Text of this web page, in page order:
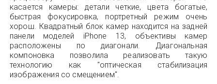
касается камеры: детали четкие, цвета богатые,
быстрая фокусировка, портретный режим очень
хорош. Квадратный блок камер находится на задней
панели моделей iPhone 13, объективы камер
расположены по диагонали. Диагональная
компоновка позволила реализовать такую
технологию как "оптическая стабилизация
изображения со смещением".